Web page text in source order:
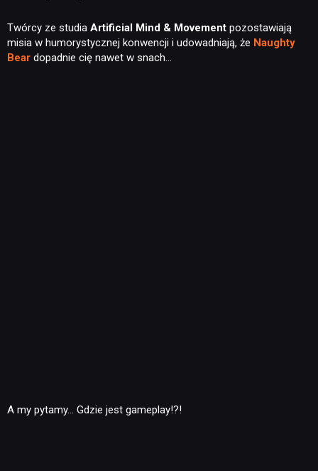
Twórcy ze studia Artificial Mind & Movement pozostawiają
misia w humorystycznej konwencji i udowadniają, że Naughty
Bear dopadnie cię nawet w snach…
A my pytamy… Gdzie jest gameplay!?!